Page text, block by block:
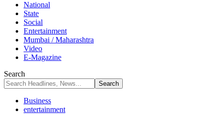
National
State
Social
Entertainment
Mumbai / Maharashtra
Video
E-Magazine
Search
Business
entertainment